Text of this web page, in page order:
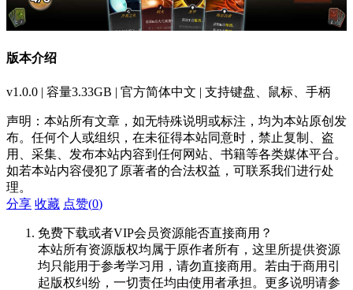
版本介绍
v1.0.0 | 容量3.33GB | 官方简体中文 | 支持键盘、鼠标、手柄
声明：本站所有文章，如无特殊说明或标注，均为本站原创发
布。任何个人或组织，在未征得本站同意时，禁止复制、盗
用、采集、发布本站内容到任何网站、书籍等各类媒体平台。
如若本站内容侵犯了原著者的合法权益，可联系我们进行处
理。
分享 收藏 点赞(0)
免费下载或者VIP会员资源能否直接商用？
本站所有资源版权均属于原作者所有，这里所提供资源
均只能用于参考学习用，请勿直接商用。若由于商用引
起版权纠纷，一切责任均由使用者承担。更多说明请参